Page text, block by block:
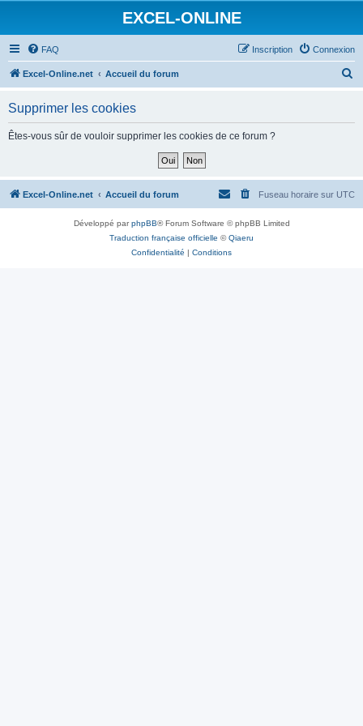
EXCEL-ONLINE
FAQ Connexion
Inscription
Excel-Online.net Accueil du forum
h
Supprimer les cookies
Êtes-vous sûr de vouloir supprimer les cookies de ce forum ?
Excel-Online.net Accueil du forum Fuseau horaire sur UTC
Développé parphpBB® Forum Software © phpBB Limited
Traduction française officielle ©Qiaeru
Confidentialité | Conditions